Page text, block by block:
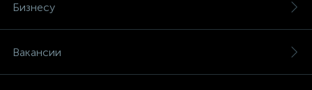
Бизнесу
Вакансии